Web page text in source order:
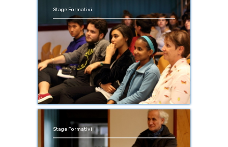
Stage Formativi
Stage Formativi